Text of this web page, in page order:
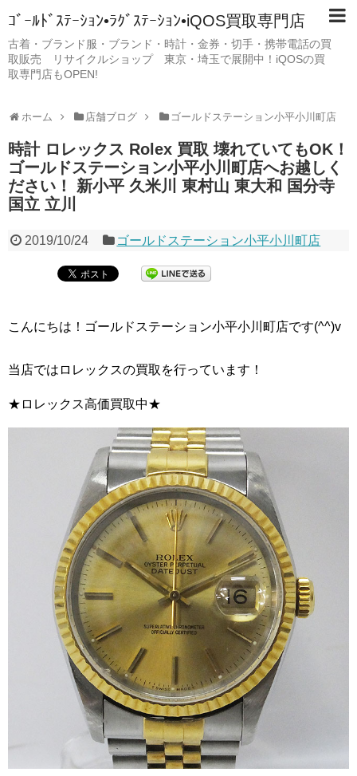
ｺﾞｰﾙﾄﾞｽﾃｰｼｮﾝ•ﾗｸﾞｽﾃｰｼｮﾝ•iQOS買取専門店
古着・ブランド服・ブランド・時計・金券・切手・携帯電話の買
取販売 リサイクルショップ 東京・埼玉で展開中！iQOSの買
取専門店もOPEN!
ホーム 店舗ブログ ゴールドステーション小平小川町店
時計 ロレックス Rolex 買取 壊れていてもOK！
ゴールドステーション小平小川町店へお越しく
ださい！ 新小平 久米川 東村山 東大和 国分寺
国立 立川
2019/10/24 ゴールドステーション小平小川町店
こんにちは！ゴールドステーション小平小川町店です(^^)v
当店ではロレックスの買取を行っています！
★ロレックス高価買取中★